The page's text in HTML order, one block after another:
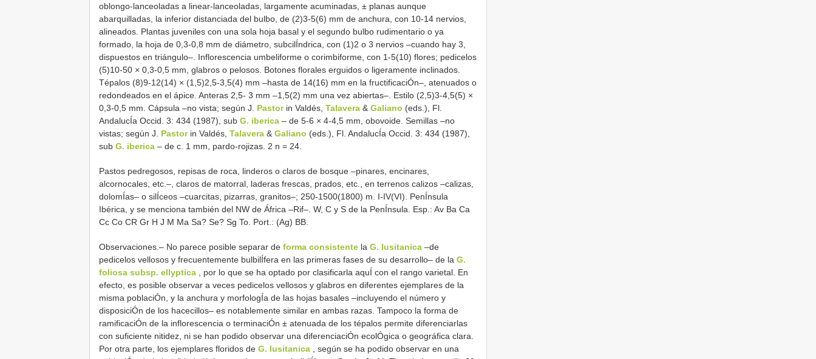
oblongo-lanceoladas a linear-lanceoladas, largamente acuminadas, ± planas aunque
abarquilladas, la inferior distanciada del bulbo, de (2)3-5(6) mm de anchura, con 10-14 nervios,
alineados. Plantas juveniles con una sola hoja basal y el segundo bulbo rudimentario o ya
formado, la hoja de 0,3-0,8 mm de diámetro, subcilÍndrica, con (1)2 o 3 nervios –cuando hay 3,
dispuestos en triángulo–. Inflorescencia umbeliforme o corimbiforme, con 1-5(10) flores; pedicelos
(5)10-50 × 0,3-0,5 mm, glabros o pelosos. Botones florales erguidos o ligeramente inclinados.
Tépalos (8)9-12(14) × (1,5)2,5-3,5(4) mm –hasta de 14(16) mm en la fructificaciÓn–, atenuados o
redondeados en el ápice. Anteras 2,5- 3 mm –1,5(2) mm una vez abiertas–. Estilo (2,5)3-4,5(5) ×
0,3-0,5 mm. Cápsula –no vista; según J. Pastorin Valdés, Talavera & Galiano (eds.), Fl.
AndalucÍa Occid. 3: 434 (1987), sub G. iberica – de 5-6 × 4-4,5 mm, obovoide. Semillas –no
vistas; según J. Pastorin Valdés, Talavera & Galiano (eds.), Fl. AndalucÍa Occid. 3: 434 (1987),
sub G. iberica – de c. 1 mm, pardo-rojizas. 2 n = 24.
Pastos pedregosos, repisas de roca, linderos o claros de bosque –pinares, encinares,
alcornocales, etc.–, claros de matorral, laderas frescas, prados, etc., en terrenos calizos –calizas,
dolomÍas– o silÍceos –cuarcitas, pizarras, granitos–; 250-1500(1800) m. I-IV(VI). PenÍnsula
Ibérica, y se menciona también del NW de África –Rif–. W, C y S de la PenÍnsula. Esp.: Av Ba Ca
Cc Co CR Gr H J M Ma Sa? Se? Sg To. Port.: (Ag) BB.
Observaciones.– No parece posible separar de forma consistente la G. lusitanica –de
pedicelos vellosos y frecuentemente bulbilÍfera en las primeras fases de su desarrollo– de la G.
foliosa subsp. ellyptica , por lo que se ha optado por clasificarla aquÍ con el rango varietal. En
efecto, es posible observar a veces pedicelos vellosos y glabros en diferentes ejemplares de la
misma poblaciÓn, y la anchura y morfologÍa de las hojas basales –incluyendo el número y
disposiciÓn de los hacecillos– es notablemente similar en ambas razas. Tampoco la forma de
ramificaciÓn de la inflorescencia o terminaciÓn ± atenuada de los tépalos permite diferenciarlas
con suficiente nitidez, ni se han podido observar una diferenciaciÓn ecolÓgica o geográfica clara.
Por otra parte, los ejemplares floridos de G. lusitanica , según se ha podido observar en una